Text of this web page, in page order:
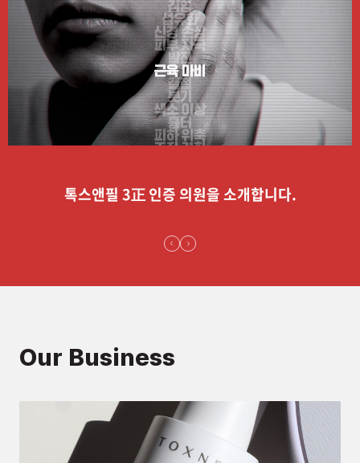
톡스앤필 3正 인증 의원을 소개합니다.
Our Business